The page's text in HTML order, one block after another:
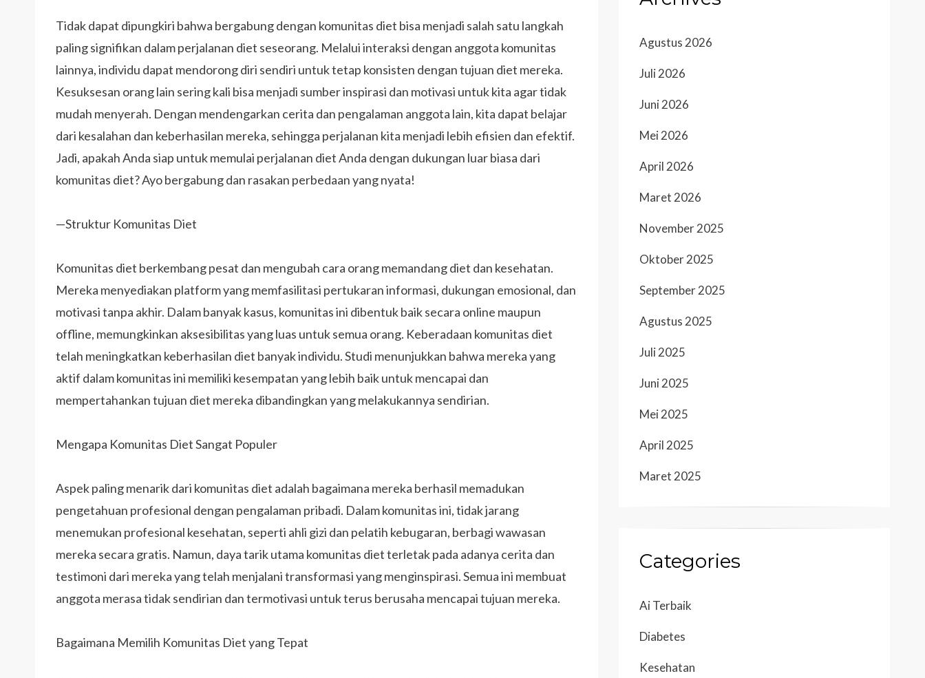
Tidak dapat dipungkiri bahwa bergabung dengan komunitas diet bisa menjadi salah satu langkah
paling signifikan dalam perjalanan diet seseorang. Melalui interaksi dengan anggota komunitas
lainnya, individu dapat mendorong diri sendiri untuk tetap konsisten dengan tujuan diet mereka.
Kesuksesan orang lain sering kali bisa menjadi sumber inspirasi dan motivasi untuk kita agar tidak
mudah menyerah. Dengan mendengarkan cerita dan pengalaman anggota lain, kita dapat belajar
dari kesalahan dan keberhasilan mereka, sehingga perjalanan kita menjadi lebih efisien dan efektif.
Jadi, apakah Anda siap untuk memulai perjalanan diet Anda dengan dukungan luar biasa dari
komunitas diet? Ayo bergabung dan rasakan perbedaan yang nyata!
—Struktur Komunitas Diet
Komunitas diet berkembang pesat dan mengubah cara orang memandang diet dan kesehatan.
Mereka menyediakan platform yang memfasilitasi pertukaran informasi, dukungan emosional, dan
motivasi tanpa akhir. Dalam banyak kasus, komunitas ini dibentuk baik secara online maupun
offline, memungkinkan aksesibilitas yang luas untuk semua orang. Keberadaan komunitas diet
telah meningkatkan keberhasilan diet banyak individu. Studi menunjukkan bahwa mereka yang
aktif dalam komunitas ini memiliki kesempatan yang lebih baik untuk mencapai dan
mempertahankan tujuan diet mereka dibandingkan yang melakukannya sendirian.
Mengapa Komunitas Diet Sangat Populer
Aspek paling menarik dari komunitas diet adalah bagaimana mereka berhasil memadukan
pengetahuan profesional dengan pengalaman pribadi. Dalam komunitas ini, tidak jarang
menemukan profesional kesehatan, seperti ahli gizi dan pelatih kebugaran, berbagi wawasan
mereka secara gratis. Namun, daya tarik utama komunitas diet terletak pada adanya cerita dan
testimoni dari mereka yang telah menjalani transformasi yang menginspirasi. Semua ini membuat
anggota merasa tidak sendirian dan termotivasi untuk terus berusaha mencapai tujuan mereka.
Bagaimana Memilih Komunitas Diet yang Tepat
Agustus 2026
Juli 2026
Juni 2026
Mei 2026
April 2026
Maret 2026
November 2025
Oktober 2025
September 2025
Agustus 2025
Juli 2025
Juni 2025
Mei 2025
April 2025
Maret 2025
Categories
Ai Terbaik
Diabetes
Kesehatan